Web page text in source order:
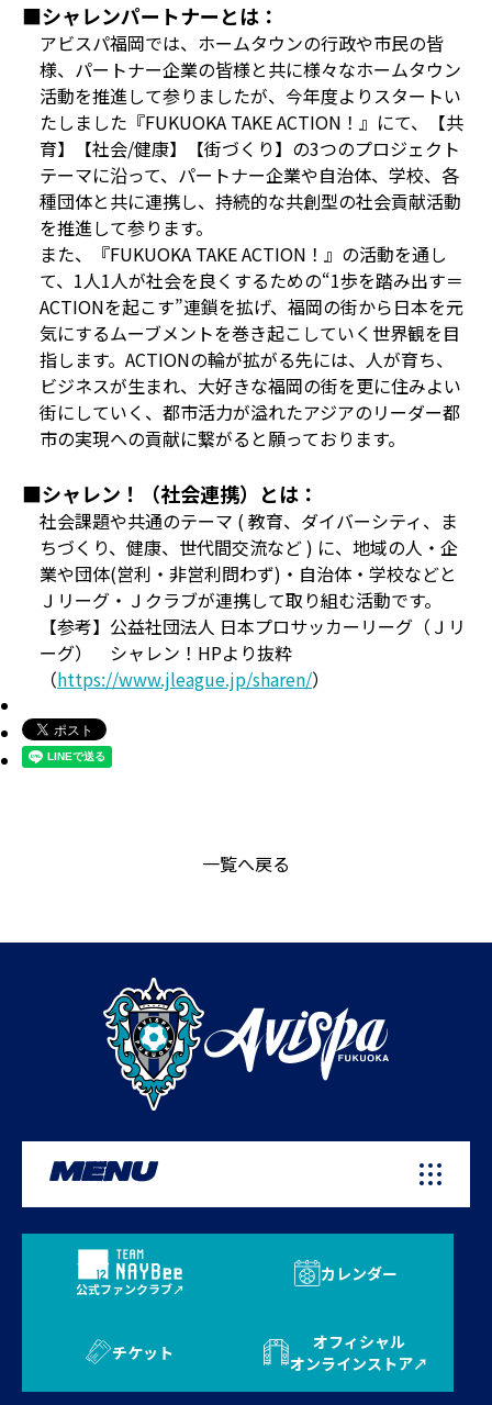
■シャレンパートナーとは：
アビスパ福岡では、ホームタウンの行政や市民の皆
様、パートナー企業の皆様と共に様々なホームタウン
活動を推進して参りましたが、今年度よりスタートい
たしました『FUKUOKA TAKE ACTION！』にて、【共
育】【社会/健康】【街づくり】の3つのプロジェクト
テーマに沿って、パートナー企業や自治体、学校、各
種団体と共に連携し、持続的な共創型の社会貢献活動
を推進して参ります。
また、『FUKUOKA TAKE ACTION！』の活動を通し
て、1人1人が社会を良くするための“1歩を踏み出す＝
ACTIONを起こす”連鎖を拡げ、福岡の街から日本を元
気にするムーブメントを巻き起こしていく世界観を目
指します。ACTIONの輪が拡がる先には、人が育ち、
ビジネスが生まれ、大好きな福岡の街を更に住みよい
街にしていく、都市活力が溢れたアジアのリーダー都
市の実現への貢献に繋がると願っております。
■シャレン！（社会連携）とは：
社会課題や共通のテーマ ( 教育、ダイバーシティ、ま
ちづくり、健康、世代間交流など ) に、地域の人・企
業や団体(営利・非営利問わず)・自治体・学校などと
Ｊリーグ・Ｊクラブが連携して取り組む活動です。
【参考】公益社団法人 日本プロサッカーリーグ（Ｊリ
ーグ） シャレン！HPより抜粋
（https://www.jleague.jp/sharen/）
一覧へ戻る
MENU
公式ファンクラブ
カレンダー
チケット
オフィシャル
オンラインストア